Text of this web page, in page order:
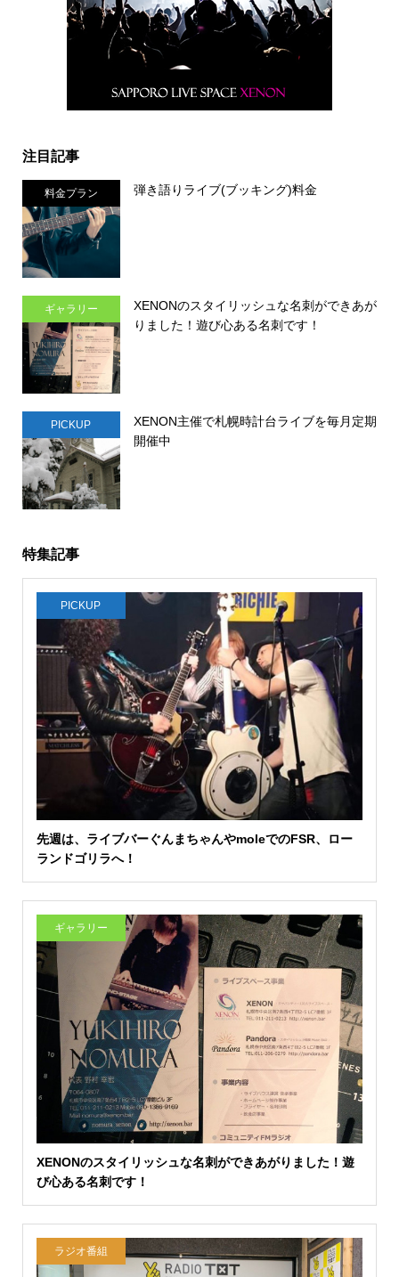
注目記事
料金プラン 弾き語りライブ(ブッキング)料金
ギャラリー
XENONのスタイリッシュな名刺ができあが
りました！遊び心ある名刺です！
PICKUP
XENON主催で札幌時計台ライブを毎月定期
開催中
特集記事
PICKUP
先週は、ライブバーぐんまちゃんやmoleでのFSR、ロー
ランドゴリラへ！
ギャラリー
XENONのスタイリッシュな名刺ができあがりました！遊
び心ある名刺です！
ラジオ番組